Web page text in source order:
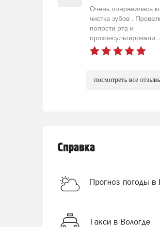
Очень понравилась
чистка зубов .
полости рта и
проконсультировали
посмотреть все
Справка
Прогноз погоды в
Такси в Вологде